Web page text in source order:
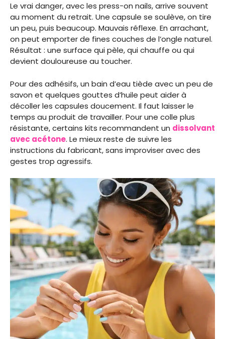
Le vrai danger, avec les press-on nails, arrive souvent
au moment du retrait. Une capsule se soulève, on tire
un peu, puis beaucoup. Mauvais réflexe. En arrachant,
on peut emporter de fines couches de l’ongle naturel.
Résultat : une surface qui pèle, qui chauffe ou qui
devient douloureuse au toucher.
Pour des adhésifs, un bain d’eau tiède avec un peu de
savon et quelques gouttes d’huile peut aider à
décoller les capsules doucement. Il faut laisser le
temps au produit de travailler. Pour une colle plus
résistante, certains kits recommandent un dissolvant
avec acétone. Le mieux reste de suivre les
instructions du fabricant, sans improviser avec des
gestes trop agressifs.